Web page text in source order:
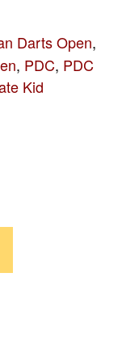
Darts Open,
, PDC, PDC
Kid